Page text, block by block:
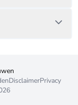
DisclaimerPrivacy